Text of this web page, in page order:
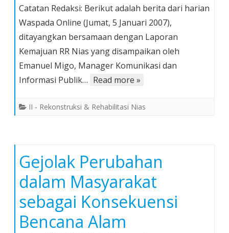
Kecamatan
Bawolato
Belum
Dapatkan
Rumah
Catatan Redaksi: Berikut adalah berita dari harian
Waspada Online (Jumat, 5 Januari 2007),
ditayangkan bersamaan dengan Laporan
Kemajuan RR Nias yang disampaikan oleh
Emanuel Migo, Manager Komunikasi dan
Informasi Publik… Read more »
II - Rekonstruksi & Rehabilitasi Nias
Gejolak Perubahan
dalam Masyarakat
sebagai Konsekuensi
Bencana Alam